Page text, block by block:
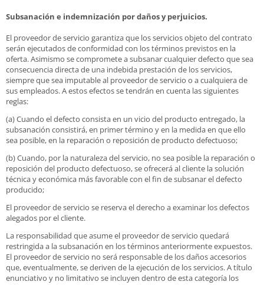
Subsanación e indemnización por daños y perjuicios.
El proveedor de servicio garantiza que los servicios objeto del contrato
serán ejecutados de conformidad con los términos previstos en la
oferta. Asimismo se compromete a subsanar cualquier defecto que sea
consecuencia directa de una indebida prestación de los servicios,
siempre que sea imputable al proveedor de servicio o a cualquiera de
sus empleados. A estos efectos se tendrán en cuenta las siguientes
reglas:
(a) Cuando el defecto consista en un vicio del producto entregado, la
subsanación consistirá, en primer término y en la medida en que ello
sea posible, en la reparación o reposición de producto defectuoso;
(b) Cuando, por la naturaleza del servicio, no sea posible la reparación o
reposición del producto defectuoso, se ofrecerá al cliente la solución
técnica y económica más favorable con el fin de subsanar el defecto
producido;
El proveedor de servicio se reserva el derecho a examinar los defectos
alegados por el cliente.
La responsabilidad que asume el proveedor de servicio quedará
restringida a la subsanación en los términos anteriormente expuestos.
El proveedor de servicio no será responsable de los daños accesorios
que, eventualmente, se deriven de la ejecución de los servicios. A título
enunciativo y no limitativo se incluyen dentro de esta categoría los